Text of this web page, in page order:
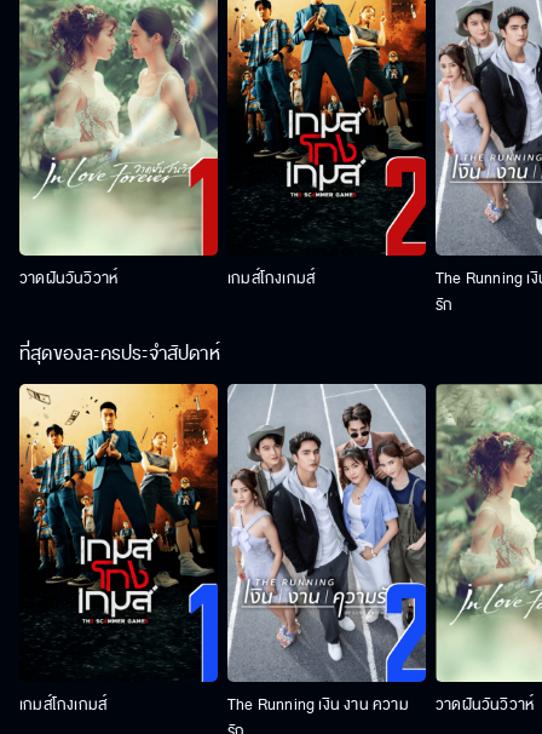
วาดฝันวันวิวาห์ เกมส์โกงเกมส์
The Running เ
รัก
ที่สุดของละครประจำสัปดาห์
เกมส์โกงเกมส์
The Running เงิน งาน ความ
วาดฝันวันวิวาห์